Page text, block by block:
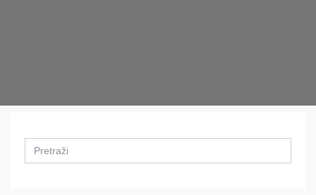
Search
for: